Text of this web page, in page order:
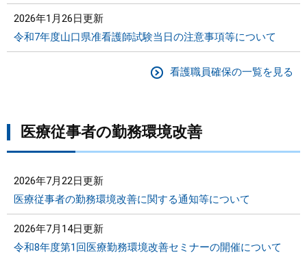
2026年1月26日更新
令和7年度山口県准看護師試験当日の注意事項等について
看護職員確保の一覧を見る
医療従事者の勤務環境改善
2026年7月22日更新
医療従事者の勤務環境改善に関する通知等について
2026年7月14日更新
令和8年度第1回医療勤務環境改善セミナーの開催について